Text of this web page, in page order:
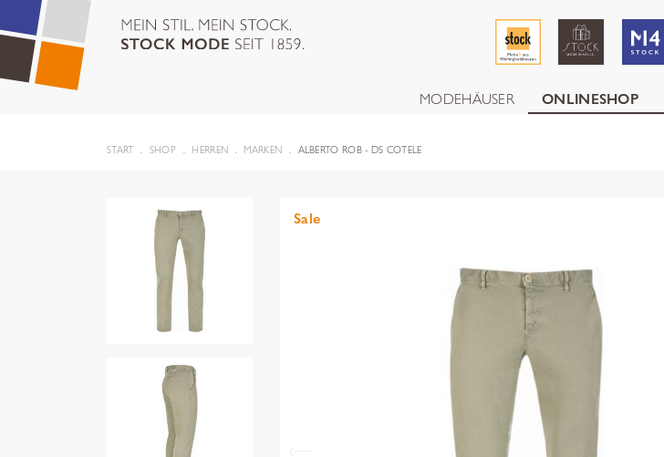
MODEHÄUSER ONLINESHOP
START SHOP HERREN MARKEN ALBERTO ROB - DS COTELE
Sale